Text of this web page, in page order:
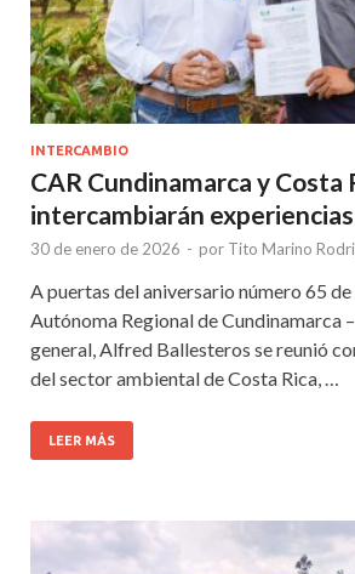
INTERCAMBIO
CAR Cundinamarca y Costa
intercambiarán
30 de enero de 2026 - por Tito Marino
A puertas del aniversario número 65
Autónoma Regional de Cundinamarca
general, Alfred Ballesteros se reunió
del sector ambiental de Costa Rica, …
LEER MÁS